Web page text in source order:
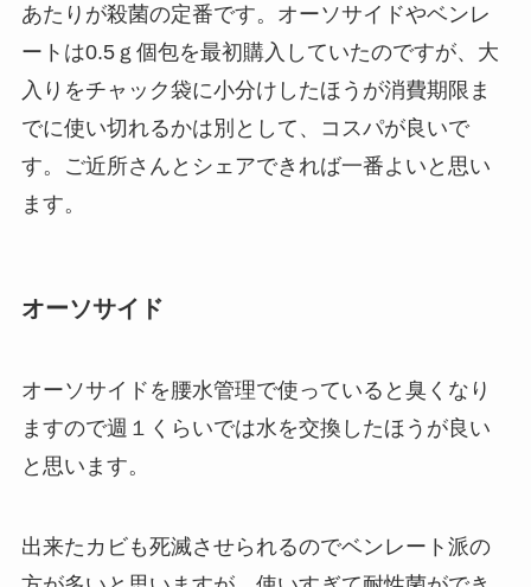
あたりが殺菌の定番です。オーソサイドやベンレ
ートは0.5ｇ個包を最初購入していたのですが、大
入りをチャック袋に小分けしたほうが消費期限ま
でに使い切れるかは別として、コスパが良いで
す。ご近所さんとシェアできれば一番よいと思い
ます。
オーソサイド
オーソサイドを腰水管理で使っていると臭くなり
ますので週１くらいでは水を交換したほうが良い
と思います。
出来たカビも死滅させられるのでベンレート派の